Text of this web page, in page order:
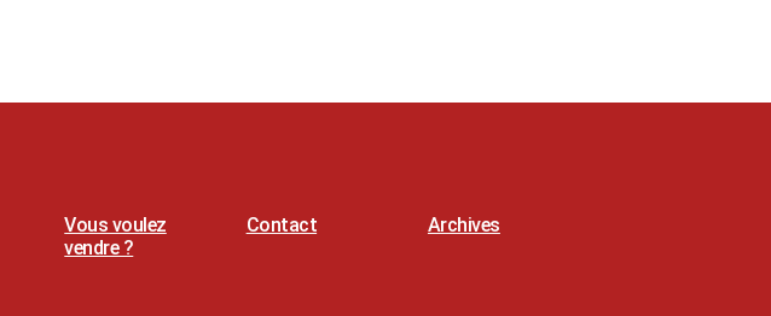
Vous voulez
vendre ?
Contact Archives